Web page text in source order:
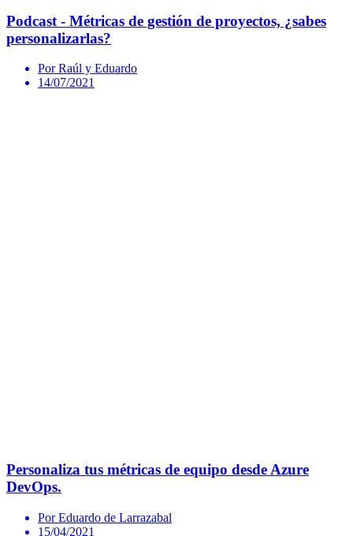
Podcast - Métricas de gestión de proyectos, ¿sabes
personalizarlas?
Por Raúl y Eduardo
14/07/2021
Personaliza tus métricas de equipo desde Azure
DevOps.
Por Eduardo de Larrazabal
15/04/2021